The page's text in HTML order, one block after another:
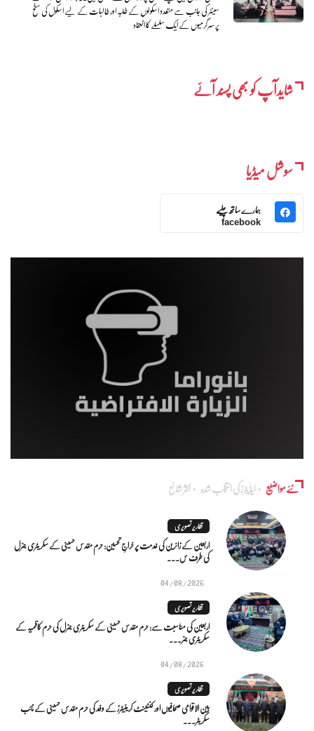
سینٹر کی جانب سے متعدد اسکولوں کے طلبہ اور طالبات کے لیے اسکول کی سطح
پر سرگرمیوں کے ایک سلسلے کا انعقاد
شایدآپ کو بھی پسند آئے
سوشل میڈیا
ہمارے ساتھ چلیے
facebook
نئے مواضیع ایڈٰیٹرز کی انتخاب شدہ اکثر شائع
تقاریر تصویری
اربعین کے زائرین کی خدمت پر خراجِ تحسین: حرم مقدس حسینی کے سکریٹری جنرل
کی طرف س...
04/08/2026
تقاریر تصویری
اربعین کی مناسبت سے: حرم مقدس حسینی کے سکریٹری جنرل کی حرم کاظمیہ کے
سکریٹری جنر...
04/08/2026
تقاریر تصویری
بین الاقوامی صحافیوں اور کنٹینٹ کریئیٹرز کے وفد کی حرم مقدس حسینی کے نائب
سکریٹر...